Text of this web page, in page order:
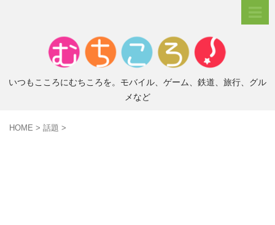
いつもこころにむちころを。モバイル、ゲーム、鉄道、旅行、グル
メなど
HOME > 話題 >